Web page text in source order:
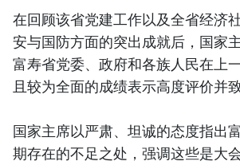
在回顾该省党建工作以及全省经济
安与国防方面的突出成就后，国家
富寿省党委、政府和各族人民在上
且较为全面的成绩表示高度评价并
国家主席以严肃、坦诚的态度指出
期存在的不足之处，强调这些是大